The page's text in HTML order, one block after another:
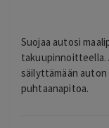
Suojaa autosi
säilyttämään
puhtaanapitoa.